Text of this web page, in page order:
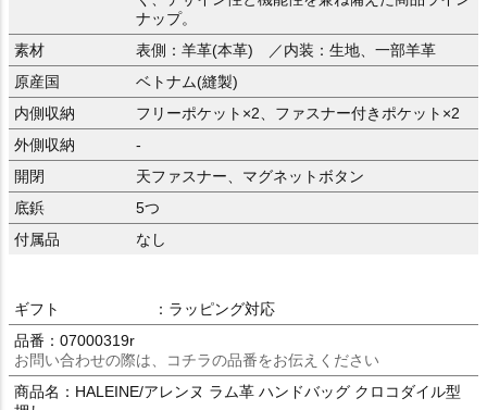
ナップ。
素材
表側：羊革(本革) ／内装：生地、一部羊革
原産国
ベトナム(縫製)
内側収納
フリーポケット×2、ファスナー付きポケット×2
外側収納
-
開閉
天ファスナー、マグネットボタン
底鋲
5つ
付属品
なし
ギフト
：ラッピング対応
品番：07000319r
お問い合わせの際は、コチラの品番をお伝えください
商品名：HALEINE/アレンヌ ラム革 ハンドバッグ クロコダイル型